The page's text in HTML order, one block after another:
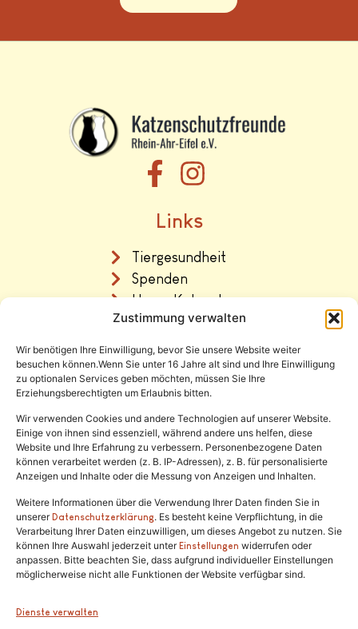
Zustimmung verwalten
Wir benötigen Ihre Einwilligung, bevor Sie unsere Website weiter
besuchen können.Wenn Sie unter 16 Jahre alt sind und Ihre Einwilligung
zu optionalen Services geben möchten, müssen Sie Ihre
Erziehungsberechtigten um Erlaubnis bitten.
Wir verwenden Cookies und andere Technologien auf unserer Website.
Einige von ihnen sind essenziell, während andere uns helfen, diese
Website und Ihre Erfahrung zu verbessern. Personenbezogene Daten
können verarbeitet werden (z. B. IP-Adressen), z. B. für personalisierte
Anzeigen und Inhalte oder die Messung von Anzeigen und Inhalten.
Weitere Informationen über die Verwendung Ihrer Daten finden Sie in
unsererDatenschutzerklärung. Es besteht keine Verpflichtung, in die
Verarbeitung Ihrer Daten einzuwilligen, um dieses Angebot zu nutzen. Sie
können Ihre Auswahl jederzeit unterEinstellungen widerrufen oder
anpassen. Bitte beachten Sie, dass aufgrund individueller Einstellungen
möglicherweise nicht alle Funktionen der Website verfügbar sind.
Dienste verwalten
Links
Tiergesundheit
Spenden
Unser Katzenhaus
Vermittlung
Rechtliches
Impressum
Datenschutz
Satzung
Tel.:(02646) 915928
info@katzenschutzfreunde.de